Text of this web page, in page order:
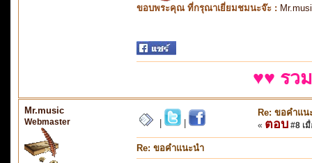
ขอบพระคุณ ที่กรุณาเยี่ยมชมนะจ๊ะ :
♥♥ รว
Mr.music
Webmaster
Re: ขอคำแน
« ตอบ #8 เ
Re: ขอคำแนะนำ